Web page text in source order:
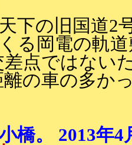
天下の旧国道2
くる岡電の軌
点ではない
の車の多か
橋。 2013